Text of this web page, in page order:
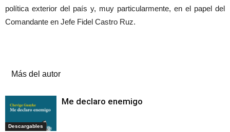
política exterior del país y, muy particularmente, en el papel del
Comandante en Jefe Fidel Castro Ruz.
Más del autor
Descargables
Me declaro enemigo